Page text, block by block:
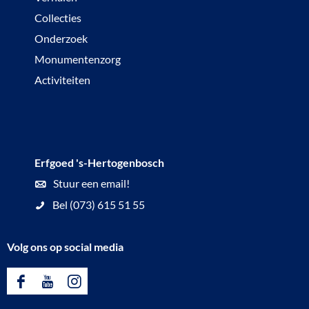
Collecties
Onderzoek
Monumentenzorg
Activiteiten
Erfgoed 's-Hertogenbosch
Stuur een email!
Bel (073) 615 51 55
Volg ons op social media
F
Y
I